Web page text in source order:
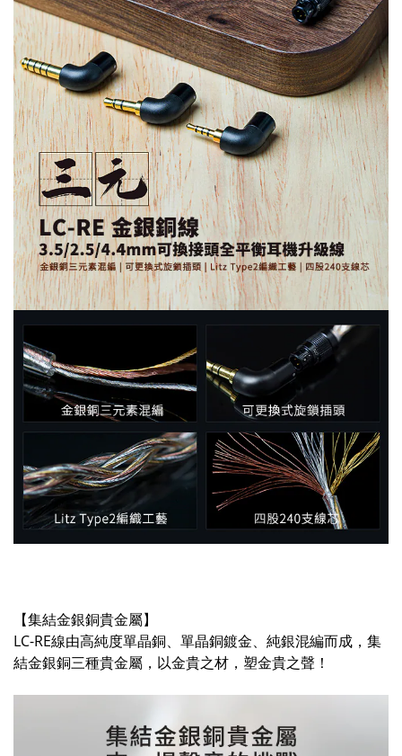
【集結金銀銅貴金屬】
LC-RE線由高純度單晶銅、單晶銅鍍金、純銀混編而成，集
結金銀銅三種貴金屬，以金貴之材，塑金貴之聲！